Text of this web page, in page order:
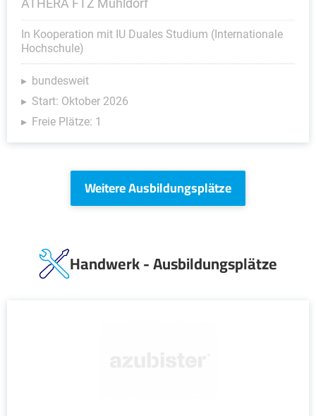
ATHERA FTZ Mühldorf
In Kooperation mit IU Duales Studium (Internationale
Hochschule)
bundesweit
Start: Oktober 2026
Freie Plätze: 1
Weitere Ausbildungsplätze
Handwerk - Ausbildungsplätze